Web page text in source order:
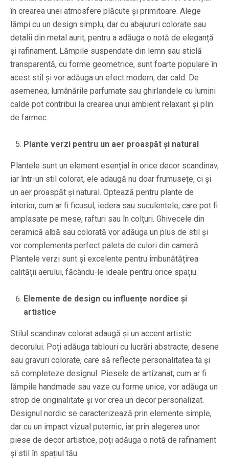
în crearea unei atmosfere plăcute și primitoare. Alege
lămpi cu un design simplu, dar cu abajururi colorate sau
detalii din metal aurit, pentru a adăuga o notă de eleganță
și rafinament. Lămpile suspendate din lemn sau sticlă
transparentă, cu forme geometrice, sunt foarte populare în
acest stil și vor adăuga un efect modern, dar cald. De
asemenea, lumânările parfumate sau ghirlandele cu lumini
calde pot contribui la crearea unui ambient relaxant și plin
de farmec.
Plante verzi pentru un aer proaspăt și natural
Plantele sunt un element esențial în orice decor scandinav,
iar într-un stil colorat, ele adaugă nu doar frumusețe, ci și
un aer proaspăt și natural. Optează pentru plante de
interior, cum ar fi ficusul, iedera sau suculentele, care pot fi
amplasate pe mese, rafturi sau în colțuri. Ghivecele din
ceramică albă sau colorată vor adăuga un plus de stil și
vor complementa perfect paleta de culori din cameră.
Plantele verzi sunt și excelente pentru îmbunătățirea
calității aerului, făcându-le ideale pentru orice spațiu.
Elemente de design cu influențe nordice și
artistice
Stilul scandinav colorat adaugă și un accent artistic
decorului. Poți adăuga tablouri cu lucrări abstracte, desene
sau gravuri colorate, care să reflecte personalitatea ta și
să completeze designul. Piesele de artizanat, cum ar fi
lămpile handmade sau vaze cu forme unice, vor adăuga un
strop de originalitate și vor crea un decor personalizat.
Designul nordic se caracterizează prin elemente simple,
dar cu un impact vizual puternic, iar prin alegerea unor
piese de decor artistice, poți adăuga o notă de rafinament
și stil în spațiul tău.